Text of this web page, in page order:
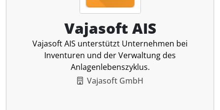
Vajasoft AIS
Vajasoft AIS unterstützt Unternehmen bei
Inventuren und der Verwaltung des
Anlagenlebenszyklus.
Vajasoft GmbH